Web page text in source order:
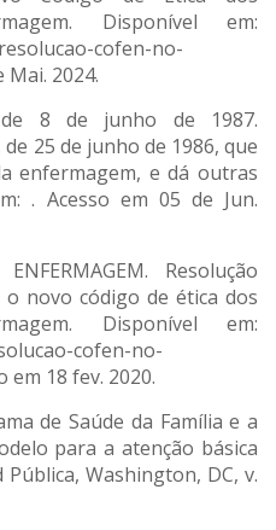
Disponível em:
cofen-no-
Mai. 2024.
de 8 de junho de 1987.
25 de junho de 1986, que
enfermagem, e dá outras
. Acesso em 05 de Jun.
Resolução
o novo código de ética dos
Disponível em:
cofen-no-
em 18 fev. 2020.
de Saúde da Família e a
para a atenção básica
Washington, DC, v.